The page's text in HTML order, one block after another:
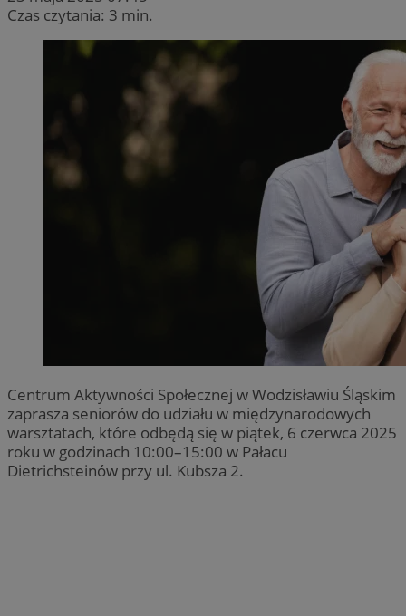
Czas czytania: 3 min.
Centrum Aktywności Społecznej w Wodzisławiu Śląskim
zaprasza seniorów do udziału w międzynarodowych
warsztatach, które odbędą się w piątek, 6 czerwca 2025
roku w godzinach 10:00–15:00 w Pałacu
Dietrichsteinów przy ul. Kubsza 2.